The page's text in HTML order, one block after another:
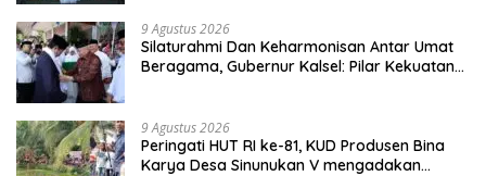
9 Agustus 2026
Silaturahmi Dan Keharmonisan Antar Umat
Beragama, Gubernur Kalsel: Pilar Kekuatan
9 Agustus 2026
Peringati HUT RI ke-81, KUD Produsen Bina
Karya Desa Sinunukan V mengadakan